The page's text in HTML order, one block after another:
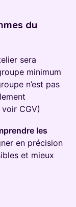
du
sera
minimum
n’est pas
CGV)
les
en précision
et mieux